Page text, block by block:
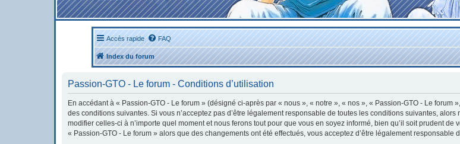
Accès rapide FAQ
Index du forum
Passion-GTO - Le forum - Conditions d’utilisation
En accédant à « Passion-GTO - Le forum » (désigné ci-après par « nous », « notre », « nos », « Passion-GTO - Le
des conditions suivantes. Si vous n’acceptez pas d’être légalement responsable de toutes les conditions suivantes,
modifier celles-ci à n’importe quel moment et nous ferons tout pour que vous en soyez informé, bien qu’il soit prudent
« Passion-GTO - Le forum » alors que des changements ont été effectués, vous acceptez d’être légalement